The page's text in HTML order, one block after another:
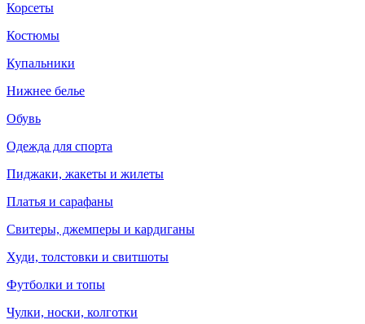
Корсеты
Костюмы
Купальники
Нижнее белье
Обувь
Одежда для спорта
Пиджаки, жакеты и жилеты
Платья и сарафаны
Свитеры, джемперы и кардиганы
Худи, толстовки и свитшоты
Футболки и топы
Чулки, носки, колготки